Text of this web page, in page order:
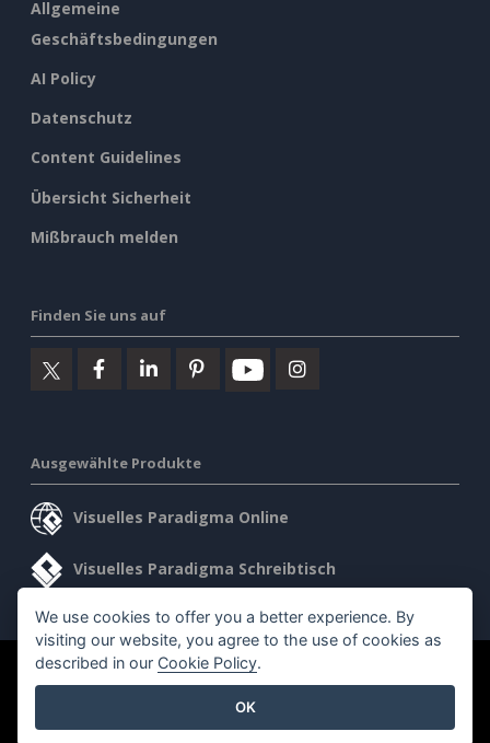
Allgemeine
Geschäftsbedingungen
AI Policy
Datenschutz
Content Guidelines
Übersicht Sicherheit
Mißbrauch melden
Finden Sie uns auf
Ausgewählte Produkte
Visuelles Paradigma Online
Visuelles Paradigma Schreibtisch
©2026 by Visual Paradigm. Alle Rechte vorbehalten.
We use cookies to offer you a better experience. By
visiting our website, you agree to the use of cookies as
described in our Cookie Policy.
OK